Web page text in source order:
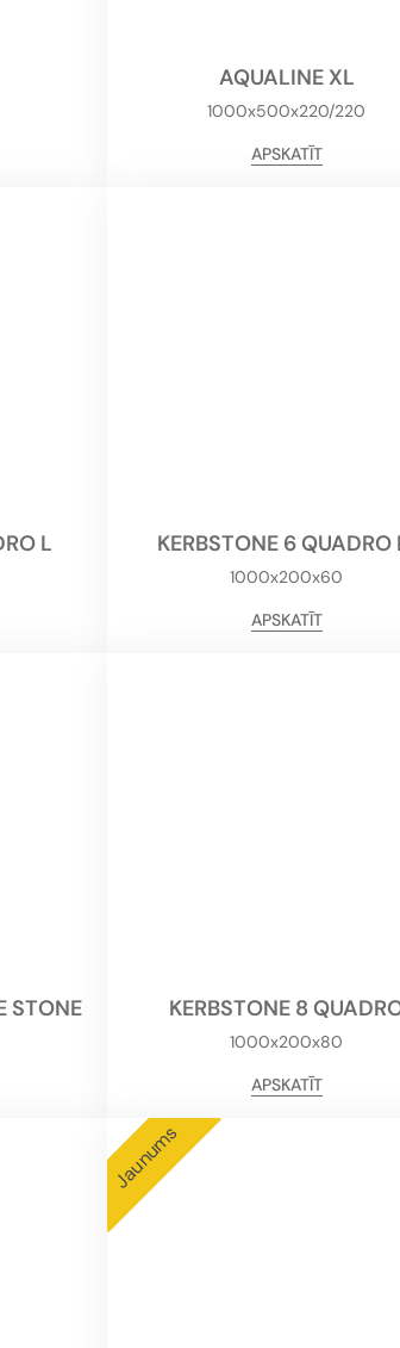
AQUALINE XL
1000x500x220/220
APSKATĪT
L KERBSTONE 6 QUADRO
1000x200x60
APSKATĪT
STONE KERBSTONE 8
1000x200x80
APSKATĪT
Jaunums